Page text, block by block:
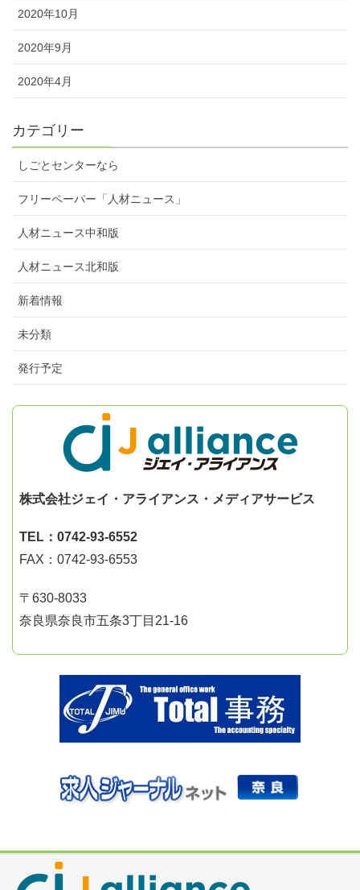
2020年10月
2020年9月
2020年4月
カテゴリー
しごとセンターなら
フリーペーパー「人材ニュース」
人材ニュース中和版
人材ニュース北和版
新着情報
未分類
発行予定
株式会社ジェイ・アライアンス・メディアサービス
TEL：0742-93-6552
FAX：0742-93-6553
〒630-8033
奈良県奈良市五条3丁目21-16